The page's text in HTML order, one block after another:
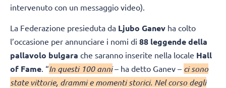
intervenuto con un messaggio video).
La Federazione presieduta da Ljubo Ganev ha colto
l’occasione per annunciare i nomi di 88 leggende della
pallavolo bulgara che saranno inserite nella locale Hall
of Fame . “In questi 100 anni– ha detto Ganev – ci sono
state vittorie, drammi e momenti storici. Nel corso degli